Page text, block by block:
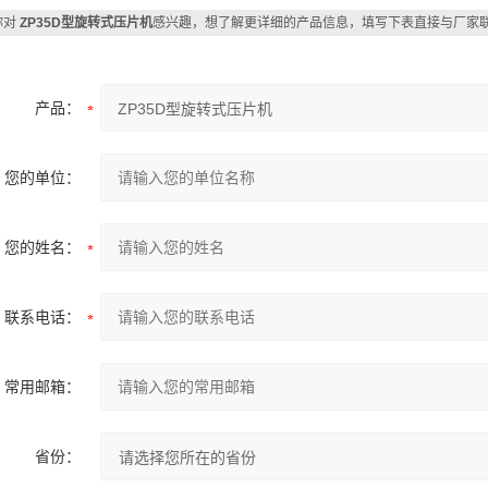
ZP35D型旋转式压片机感兴趣，想了解更详细的产品信息，填写下表直接与厂家
产品：
您的单位：
您的姓名：
联系电话：
常用邮箱：
省份：